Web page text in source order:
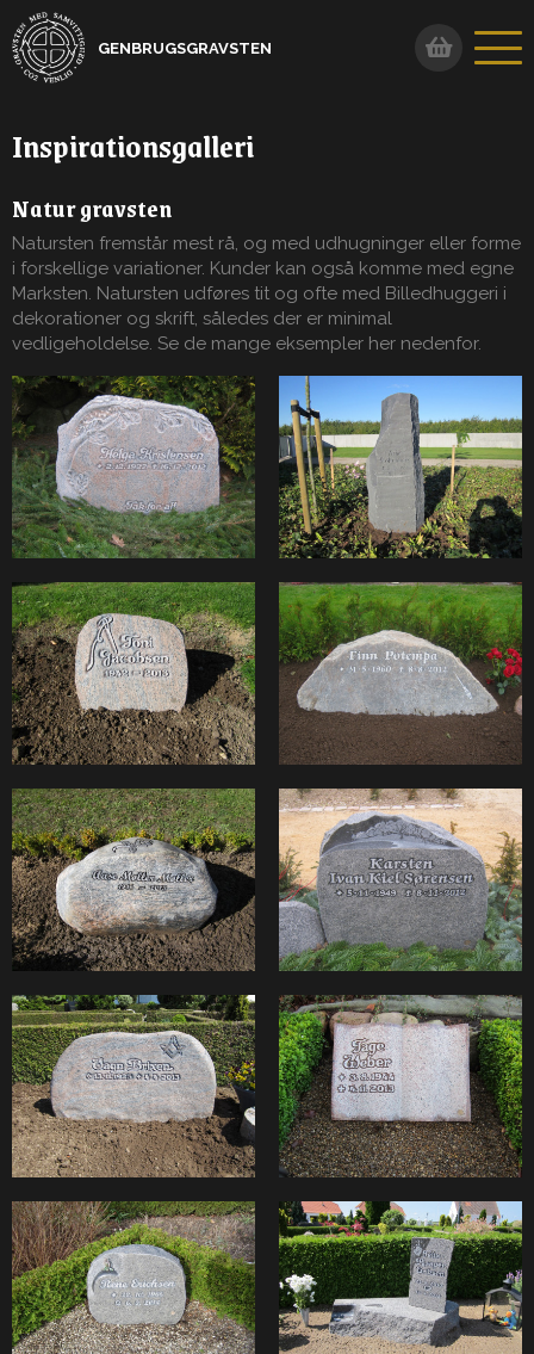
GENBRUGSGRAVSTEN
Inspirationsgalleri
Natur gravsten
Natursten fremstår mest rå, og med udhugninger eller forme
i forskellige variationer. Kunder kan også komme med egne
Marksten. Natursten udføres tit og ofte med Billedhuggeri i
dekorationer og skrift, således der er minimal
vedligeholdelse. Se de mange eksempler her nedenfor.